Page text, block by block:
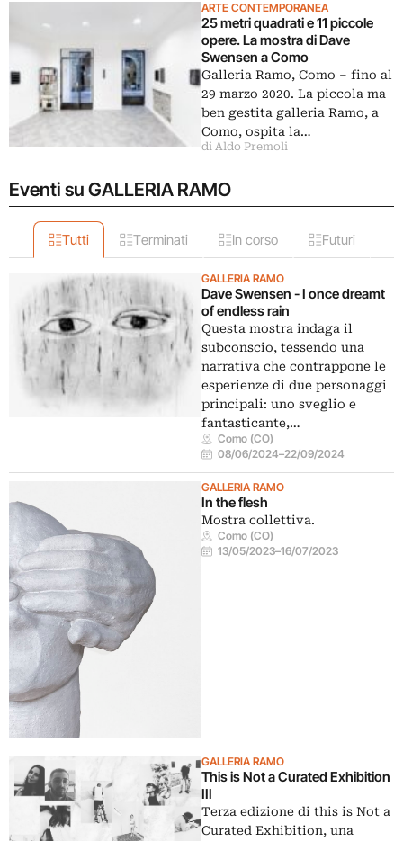
ARTE CONTEMPORANEA
25 metri quadrati e 11 piccole
opere. La mostra di Dave
Swensen a Como
Galleria Ramo, Como – fino al
29 marzo 2020. La piccola ma
ben gestita galleria Ramo, a
Como, ospita la…
di Aldo Premoli
Eventi su GALLERIA RAMO
Tutti Terminati In corso Futuri
GALLERIA RAMO
Dave Swensen - I once dreamt
of endless rain
Questa mostra indaga il
subconscio, tessendo una
narrativa che contrappone le
esperienze di due personaggi
principali: uno sveglio e
fantasticante,…
Como (CO)
08/06/2024–22/09/2024
GALLERIA RAMO
In the flesh
Mostra collettiva.
Como (CO)
13/05/2023–16/07/2023
GALLERIA RAMO
This is Not a Curated Exhibition
III
Terza edizione di this is Not a
Curated Exhibition, una